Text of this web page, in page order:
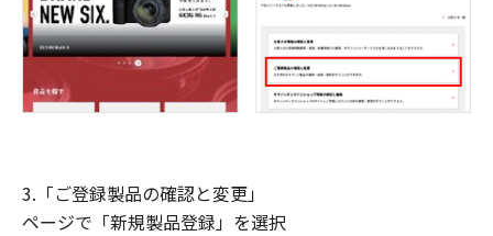
3.「ご登録製品の確認と変更」
ページで「新規製品登録」を選択